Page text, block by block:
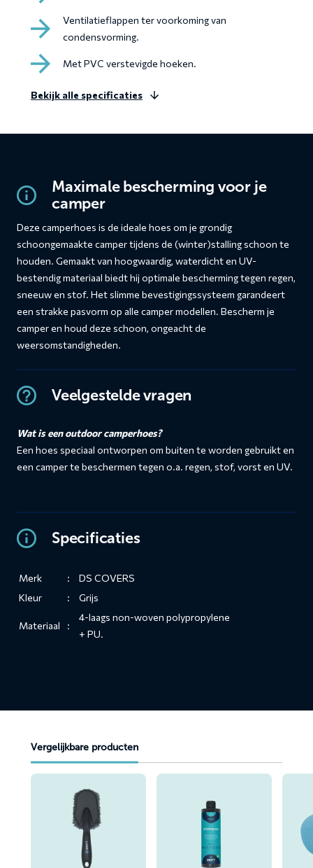
Ventilatieflappen ter voorkoming van
condensvorming.
Met PVC verstevigde hoeken.
Bekijk alle specificaties
Maximale bescherming voor je
camper
Deze camperhoes is de ideale hoes om je grondig
schoongemaakte camper tijdens de (winter)stalling schoon te
houden. Gemaakt van hoogwaardig, waterdicht en UV-
bestendig materiaal biedt hij optimale bescherming tegen regen,
sneeuw en stof. Het slimme bevestigingssysteem garandeert
een strakke pasvorm op alle camper modellen. Bescherm je
camper en houd deze schoon, ongeacht de
weersomstandigheden.
Veelgestelde vragen
Wat is een outdoor camperhoes?
Een hoes speciaal ontworpen om buiten te worden gebruikt en
een camper te beschermen tegen o.a. regen, stof, vorst en UV.
Specificaties
Merk :
DS COVERS
Kleur
: Grijs
Materiaal :
4-laags non-woven polypropylene
+ PU.
Vergelijkbare producten
Lees
Caravanwasborstel
Lees
Caravanshampoo
Lees